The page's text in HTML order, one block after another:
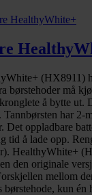
(HX8911)
børstehoder må
å bytte ut.
Tannbørsten har 2-
Det oppladbare
tid å lade opp.
HealthyWhite+
den originale
mellom
børstehode, kun én